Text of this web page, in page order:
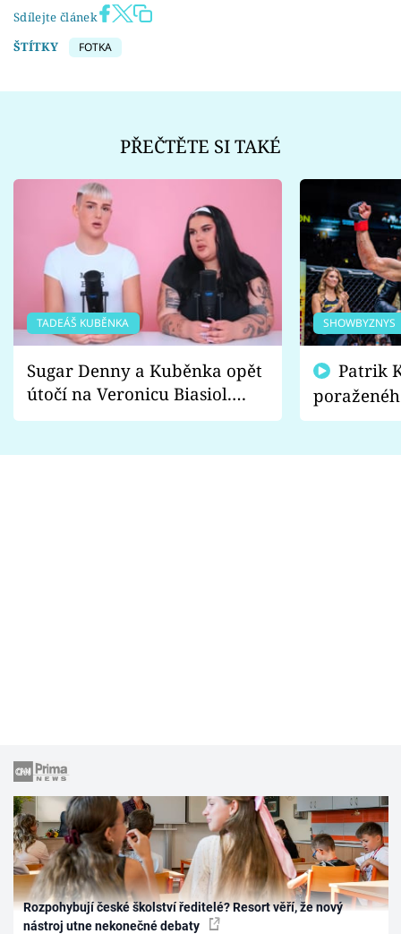
Sdílejte článek
ŠTÍTKY
FOTKA
PŘEČTĚTE SI TAKÉ
TADEÁŠ KUBĚNKA
Sugar Denny a Kuběnka opět
útočí na Veronicu Biasiol.
Proč je podle nich falešná a
SHOWBYZNYS
fanoušci
Rozpohybují české školství ředitelé? Resort věří, že nový
nástroj utne nekonečné debaty